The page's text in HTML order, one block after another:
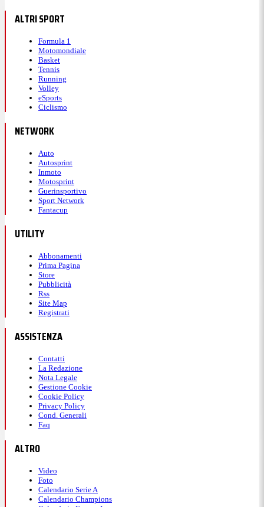
ALTRI SPORT
Formula 1
Motomondiale
Basket
Tennis
Running
Volley
eSports
Ciclismo
NETWORK
Auto
Autosprint
Inmoto
Motosprint
Guerinsportivo
Sport Network
Fantacup
UTILITY
Abbonamenti
Prima Pagina
Store
Pubblicità
Rss
Site Map
Registrati
ASSISTENZA
Contatti
La Redazione
Nota Legale
Gestione Cookie
Cookie Policy
Privacy Policy
Cond. Generali
Faq
ALTRO
Video
Foto
Calendario Serie A
Calendario Champions